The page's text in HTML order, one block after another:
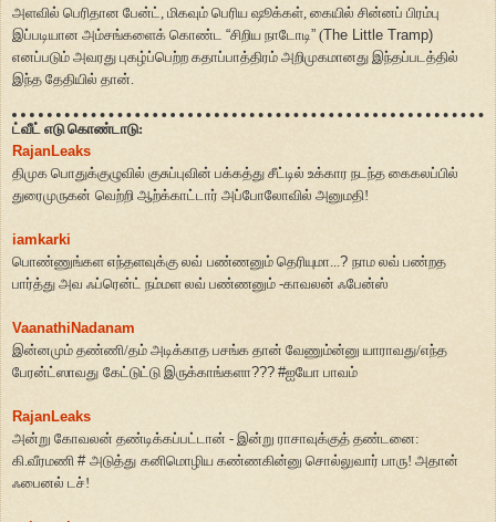
அளவில் பெரிதான பேன்ட், மிகவும் பெரிய ஷூக்கள், கையில் சின்னப் பிரம்பு
இப்படியான அம்சங்களைக் கொண்ட “சிறிய நாடோடி” (The Little Tramp)
எனப்படும் அவரது புகழ்ப்பெற்ற கதாப்பாத்திரம் அறிமுகமானது இந்தப்படத்தில்
இந்த தேதியில் தான்.
ட்வீட் எடு கொண்டாடு:
RajanLeaks
திமுக பொதுக்குழுவில் குசுப்புவின் பக்கத்து சீட்டில் உக்கார நடந்த கைகலப்பில்
துரைமுருகன் வெற்றி ஆற்க்காட்டார் அப்போலோவில் அனுமதி!
iamkarki
பொண்ணுங்க‌ள‌ எந்த‌ள‌வுக்கு ல‌வ் ப‌ண்ண‌னும் தெரியுமா...? நாம‌ ல‌வ் ப‌ண்ற‌த‌
பார்த்து அவ‌ ஃப்ரென்ட் ந‌ம்ம‌ள‌ ல‌வ் ப‌ண்ண‌னும் -காவ‌ல‌ன் ஃபேன்ஸ்
VaanathiNadanam
இன்னமும் தண்ணி/தம் அடிக்காத பசங்க தான் வேணும்ன்னு யாராவது/எந்த
பேரன்ட்ஸாவது கேட்டுட்டு இருக்காங்களா??? #ஐயோ பாவம்
RajanLeaks
அன்று கோவலன் தண்டிக்கப்பட்டான் - இன்று ராசாவுக்குத் தண்டனை:
கி.வீரமணி # அடுத்து கனிமொழிய கண்ணகின்னு சொல்லுவார் பாரு! அதான்
ஃபைனல் டச்!